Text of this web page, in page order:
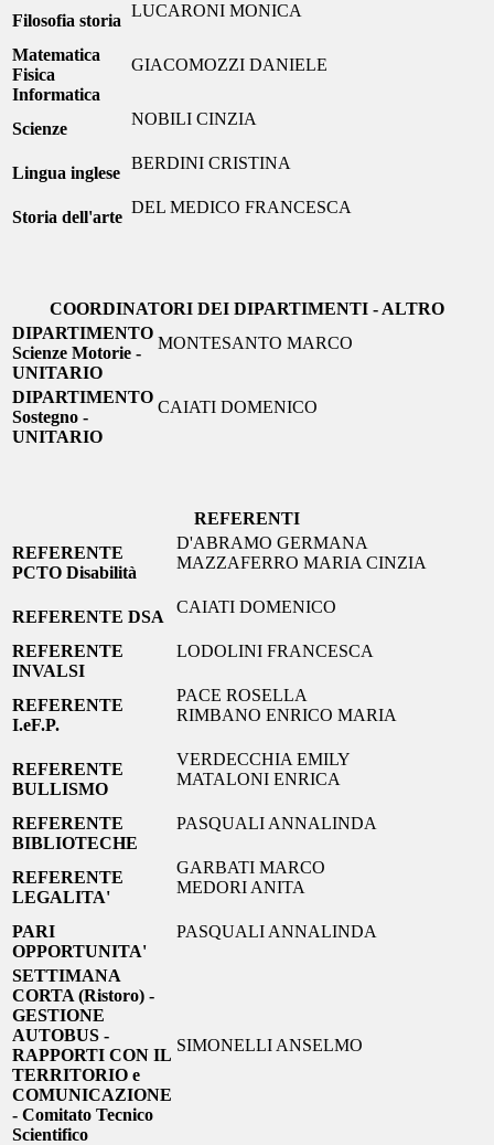
Filosofia storia
LUCARONI MONICA
Matematica
Fisica
Informatica
GIACOMOZZI DANIELE
Scienze
NOBILI CINZIA
Lingua inglese
BERDINI CRISTINA
Storia dell'arte
DEL MEDICO FRANCESCA
COORDINATORI DEI DIPARTIMENTI - ALTRO
DIPARTIMENTO
Scienze Motorie -
UNITARIO
MONTESANTO MARCO
DIPARTIMENTO
Sostegno -
UNITARIO
CAIATI DOMENICO
REFERENTI
REFERENTE
PCTO Disabilità
D'ABRAMO GERMANA
MAZZAFERRO MARIA CINZIA
REFERENTE DSA
CAIATI DOMENICO
REFERENTE
INVALSI
LODOLINI FRANCESCA
REFERENTE
I.eF.P.
PACE ROSELLA
RIMBANO ENRICO MARIA
REFERENTE
BULLISMO
VERDECCHIA EMILY
MATALONI ENRICA
REFERENTE
BIBLIOTECHE
PASQUALI ANNALINDA
REFERENTE
LEGALITA'
GARBATI MARCO
MEDORI ANITA
PARI
OPPORTUNITA'
PASQUALI ANNALINDA
SETTIMANA
CORTA (Ristoro) -
GESTIONE
AUTOBUS -
RAPPORTI CON IL
TERRITORIO e
COMUNICAZIONE
- Comitato Tecnico
Scientifico
SIMONELLI ANSELMO